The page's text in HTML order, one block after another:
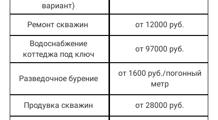
вариант)
Ремонт скважин от 12000 руб.
Водоснабжение
коттеджа под ключ
от 97000 руб.
Разведочное бурение
от 1600 руб./погонный
метр
Продувка скважин от 28000 руб.